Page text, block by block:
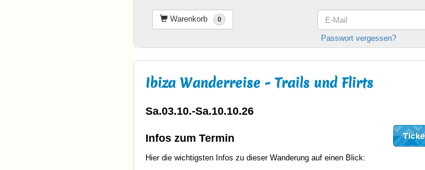
Warenkorb 0
E-
Mail
Passwort vergessen?
Ibiza Wanderreise - Trails und Flirts
Sa.03.10.-Sa.10.10.26
Infos zum Termin
Hier die wichtigsten Infos zu dieser Wanderung auf einen Blick: